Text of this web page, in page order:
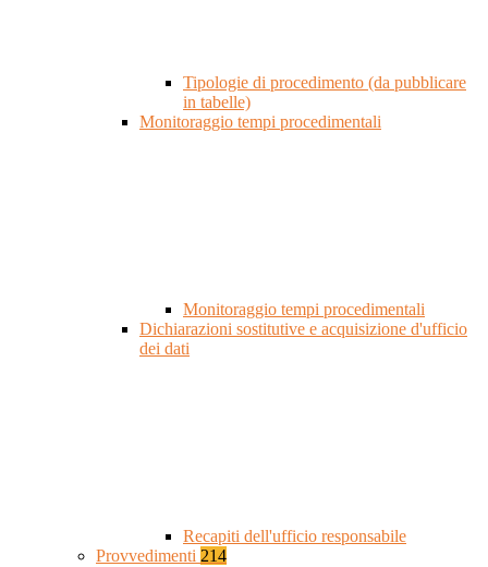
Tipologie di procedimento (da pubblicare
in tabelle)
Monitoraggio tempi procedimentali
Monitoraggio tempi procedimentali
Dichiarazioni sostitutive e acquisizione d'ufficio
dei dati
Recapiti dell'ufficio responsabile
Provvedimenti 214